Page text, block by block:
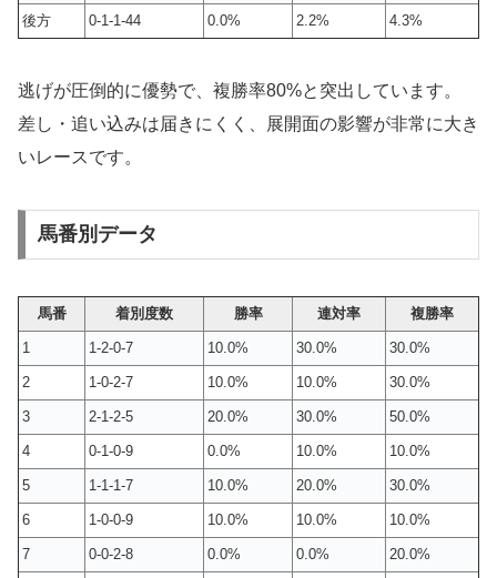
後方 0-1-1-44 0.0% 2.2% 4.3%
逃げが圧倒的に優勢で、複勝率80%と突出しています。
差し・追い込みは届きにくく、展開面の影響が非常に大き
いレースです。
馬番別データ
馬番 着別度数 勝率 連対率 複勝率
1 1-2-0-7 10.0% 30.0% 30.0%
2 1-0-2-7 10.0% 10.0% 30.0%
3 2-1-2-5 20.0% 30.0% 50.0%
4 0-1-0-9 0.0% 10.0% 10.0%
5 1-1-1-7 10.0% 20.0% 30.0%
6 1-0-0-9 10.0% 10.0% 10.0%
7 0-0-2-8 0.0% 0.0% 20.0%